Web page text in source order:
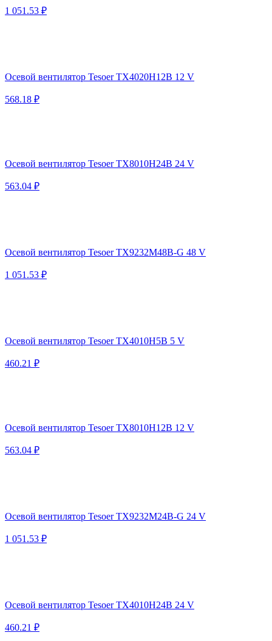
1 051.53 ₽
Осевой вентилятор Tesoer TX4020H12B 12 V
568.18 ₽
Осевой вентилятор Tesoer TX8010H24B 24 V
563.04 ₽
Осевой вентилятор Tesoer TX9232M48B-G 48 V
1 051.53 ₽
Осевой вентилятор Tesoer TX4010H5B 5 V
460.21 ₽
Осевой вентилятор Tesoer TX8010H12B 12 V
563.04 ₽
Осевой вентилятор Tesoer TX9232M24B-G 24 V
1 051.53 ₽
Осевой вентилятор Tesoer TX4010H24B 24 V
460.21 ₽